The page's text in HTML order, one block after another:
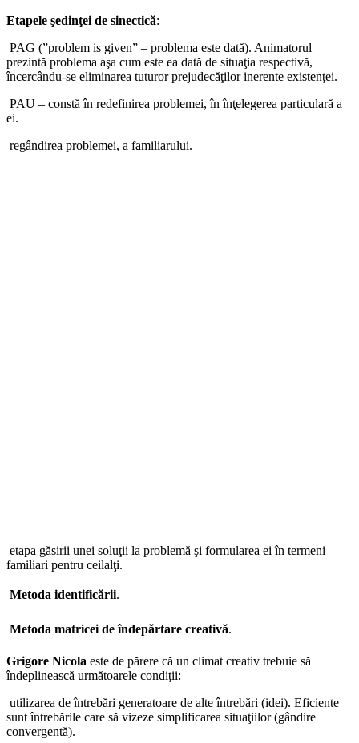
Etapele şedinţei de sinectică:
­ PAG (”problem is given” – problema este dată). Animatorul
prezintă problema aşa cum este ea dată de situaţia respectivă,
încercându-se eliminarea tuturor prejudecăţilor inerente existenţei.
­ PAU – constă în redefinirea problemei, în înţelegerea particulară a
ei.
­ regândirea problemei, a familiarului.
­ etapa găsirii unei soluţii la problemă şi formularea ei în termeni
familiari pentru ceilalţi.
Metoda identificării.
Metoda matricei de îndepărtare creativă.
Grigore Nicola este de părere că un climat creativ trebuie să
îndeplinească următoarele condiţii:
­ utilizarea de întrebări generatoare de alte întrebări (idei). Eficiente
sunt întrebările care să vizeze simplificarea situaţiilor (gândire
convergentă).